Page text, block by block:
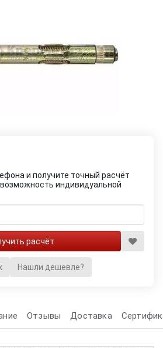
и получите точный расчёт
индивидуальной
Нашли дешевле?
Отзывы Доставка